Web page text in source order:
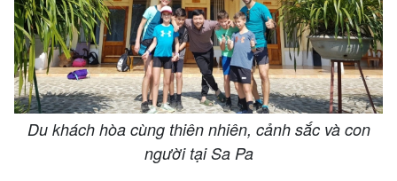
Du khách hòa cùng thiên nhiên, cảnh sắc và con
người tại Sa Pa